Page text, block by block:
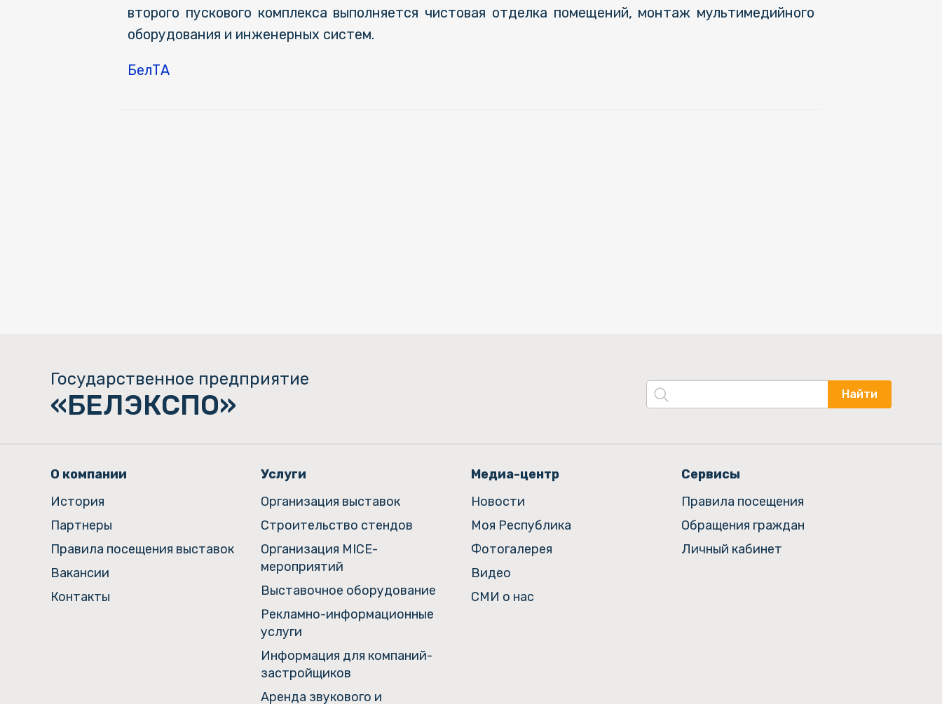
второго пускового комплекса выполняется чистовая отделка помещений, монтаж мультимедийного
оборудования и инженерных систем.
БелТА
Государственное предприятие
«БЕЛЭКСПО» Найти
О компании
История
Партнеры
Правила посещения выставок
Вакансии
Контакты
Услуги
Организация выставок
Строительство стендов
Организация MICE-
мероприятий
Выставочное оборудование
Рекламно-информационные
услуги
Информация для компаний-
застройщиков
Аренда звукового и
Медиа-центр
Новости
Моя Республика
Фотогалерея
Видео
СМИ о нас
Сервисы
Правила посещения
Обращения граждан
Личный кабинет